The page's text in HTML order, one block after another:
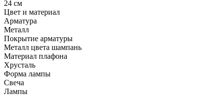
24 см
Цвет и материал
Арматура
Металл
Покрытие арматуры
Металл цвета шампань
Материал плафона
Хрусталь
Форма лампы
Свеча
Лампы